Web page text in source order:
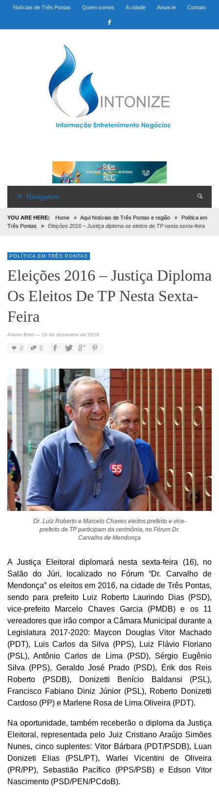
Notícias de Três Pontas Quem somos A cidade Anuncie Contato
Navigation
YOU ARE HERE: Home » Aqui Notícias de Três Pontas e região »
Política em
Três Pontas
» Eleições 2016 – Justiça diploma os eleitos de TP nesta sexta-feira
POLÍTICA EM TRÊS PONTAS
Eleições 2016 – Justiça Diploma
Os Eleitos De TP Nesta Sexta-
Feira
Arlene Brito — 15 de dezembro de 2016
0 0
Dr. Luiz Roberto e Marcelo Chaves eleitos prefeito e vice-
prefeito de TP participam da cerimônia, no Fórum Dr.
Carvalho de Mendonça
A Justiça Eleitoral diplomará nesta sexta-feira (16), no
Salão do Júri, localizado no Fórum “Dr. Carvalho de
Mendonça” os eleitos em 2016, na cidade de Três Pontas,
sendo para prefeito Luiz Roberto Laurindo Dias (PSD),
vice-prefeito Marcelo Chaves Garcia (PMDB) e os 11
vereadores que irão compor a Câmara Municipal durante a
Legislatura 2017-2020: Maycon Douglas Vitor Machado
(PDT), Luis Carlos da Silva (PPS), Luiz Flávio Floriano
(PSL), Antônio Carlos de Lima (PSD), Sérgio Eugênio
Silva (PPS), Geraldo José Prado (PSD), Érik dos Reis
Roberto (PSDB), Donizetti Benício Baldansi (PSL),
Francisco Fabiano Diniz Júnior (PSL), Roberto Donizetti
Cardoso (PP) e Marlene Rosa de Lima Oliveira (PDT).
Na oportunidade, também receberão o diploma da Justiça
Eleitoral, representada pelo Juiz Cristiano Araújo Simões
Nunes, cinco suplentes: Vitor Bárbara (PDT/PSDB), Luan
Donizeti Elias (PSL/PT), Warlei Vicentini de Oliveira
(PR/PP), Sebastião Pacífico (PPS/PSB) e Edson Vitor
Nascimento (PSD/PEN/PCdoB).